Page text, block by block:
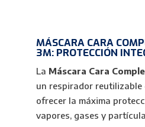
MÁSCARA CARA
3M: PROTECCIÓN
La Máscara Cara
un respirador reutilizable
ofrecer la máxima
vapores, gases y